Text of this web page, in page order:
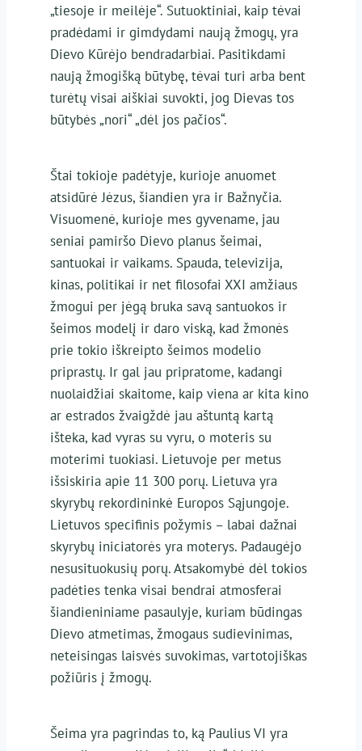
„tiesoje ir meilėje“. Sutuoktiniai, kaip tėvai
pradėdami ir gimdydami naują žmogų, yra
Dievo Kūrėjo bendradarbiai. Pasitikdami
naują žmogišką būtybę, tėvai turi arba bent
turėtų visai aiškiai suvokti, jog Dievas tos
būtybės „nori“ „dėl jos pačios“.
Štai tokioje padėtyje, kurioje anuomet
atsidūrė Jėzus, šiandien yra ir Bažnyčia.
Visuomenė, kurioje mes gyvename, jau
seniai pamiršo Dievo planus šeimai,
santuokai ir vaikams. Spauda, televizija,
kinas, politikai ir net filosofai XXI amžiaus
žmogui per jėgą bruka savą santuokos ir
šeimos modelį ir daro viską, kad žmonės
prie tokio iškreipto šeimos modelio
priprastų. Ir gal jau pripratome, kadangi
nuolaidžiai skaitome, kaip viena ar kita kino
ar estrados žvaigždė jau aštuntą kartą
išteka, kad vyras su vyru, o moteris su
moterimi tuokiasi. Lietuvoje per metus
išsiskiria apie 11 300 porų. Lietuva yra
skyrybų rekordininkė Europos Sąjungoje.
Lietuvos specifinis požymis – labai dažnai
skyrybų iniciatorės yra moterys. Padaugėjo
nesusituokusių porų. Atsakomybė dėl tokios
padėties tenka visai bendrai atmosferai
šiandieniniame pasaulyje, kuriam būdingas
Dievo atmetimas, žmogaus sudievinimas,
neteisingas laisvės suvokimas, vartotojiškas
požiūris į žmogų.
Šeima yra pagrindas to, ką Paulius VI yra